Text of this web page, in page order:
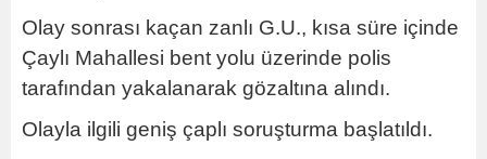
Olay sonrası kaçan zanlı G.U., kısa süre içinde
Çaylı Mahallesi bent yolu üzerinde polis
tarafından yakalanarak gözaltına alındı.
Olayla ilgili geniş çaplı soruşturma başlatıldı.